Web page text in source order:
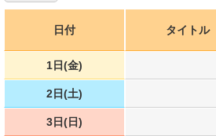
日付 タイトル
1日(金)
2日(土)
3日(日)